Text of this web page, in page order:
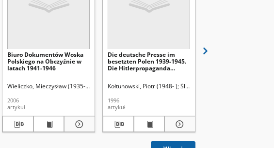
Filologiczny Krieger-Knieja, Jolanta. Redaktor naczelna Maziarczyk, Anna. Redaktor numeru
Wiesław (1935-). Red.
Biuro Dokumentów Woska
Polskiego na Obczyźnie w
latach 1941-1946
Wieliczko, Mieczysław (1935-2009) Willaume, Małgorzata. Red.
2006
artykuł
Die deutsche Presse im
besetzten Polen 1939-1945.
Die Hitlerpropaganda
Kołtunowski, Piotr (1948- ) Śladkowski, Wiesław (1935-). Red.
1996
artykuł